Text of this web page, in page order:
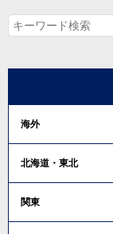
海外
北海道・東北
関東